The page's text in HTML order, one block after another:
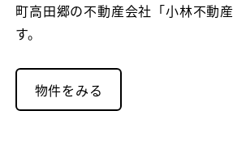
町高田郷の不動産会社「小林不動
す。
物件をみる